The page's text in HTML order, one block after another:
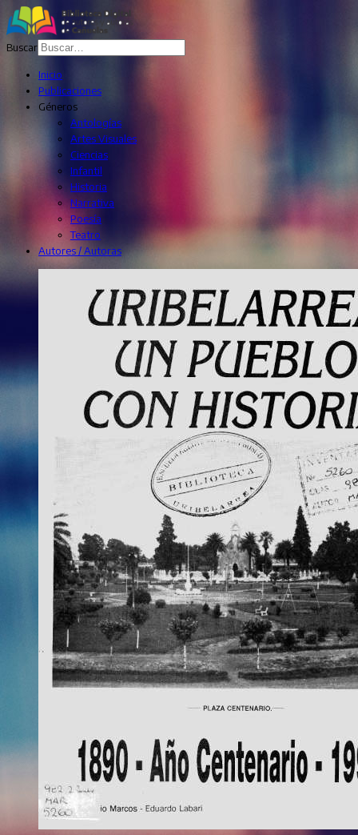
Buscar
Inicio
Publicaciones
Géneros
Antologías
Artes Visuales
Ciencias
Infantil
Historia
Narrativa
Poesía
Teatro
Autores / Autoras